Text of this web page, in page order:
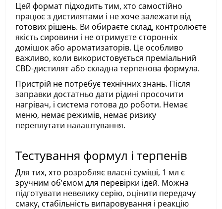
Цей формат підходить тим, хто самостійно
працює з дистилятами і не хоче залежати від
готових рішень. Ви обираєте склад, контролюєте
якість сировини і не отримуєте сторонніх
домішок або ароматизаторів. Це особливо
важливо, коли використовується преміальний
CBD-дистилят або складна терпенова формула.
Пристрій не потребує технічних знань. Після
заправки достатньо дати рідині просочити
нагрівач, і система готова до роботи. Немає
меню, немає режимів, немає ризику
переплутати налаштування.
Тестування формул і терпенів
Для тих, хто розробляє власні суміші, 1 мл є
зручним обʼємом для перевірки ідей. Можна
підготувати невелику серію, оцінити передачу
смаку, стабільність випаровування і реакцію